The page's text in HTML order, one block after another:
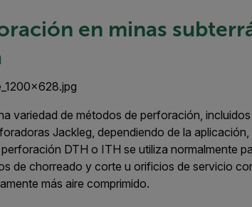
en minas
variedad de métodos de perforación,
Jackleg, dependiendo de la
DTH o ITH se utiliza normalmente
de chorreado y corte u orificios de servicio
más aire comprimido.